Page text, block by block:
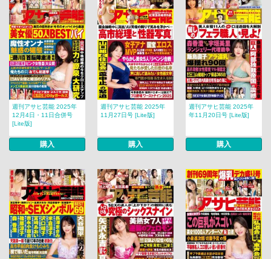
週刊アサヒ芸能 2025年
12月4日・11日合併号
[Lite版]
購入
週刊アサヒ芸能 2025年
11月27日号 [Lite版]
購入
週刊アサヒ芸能 2025年
年11月20日号 [Lite版]
購入